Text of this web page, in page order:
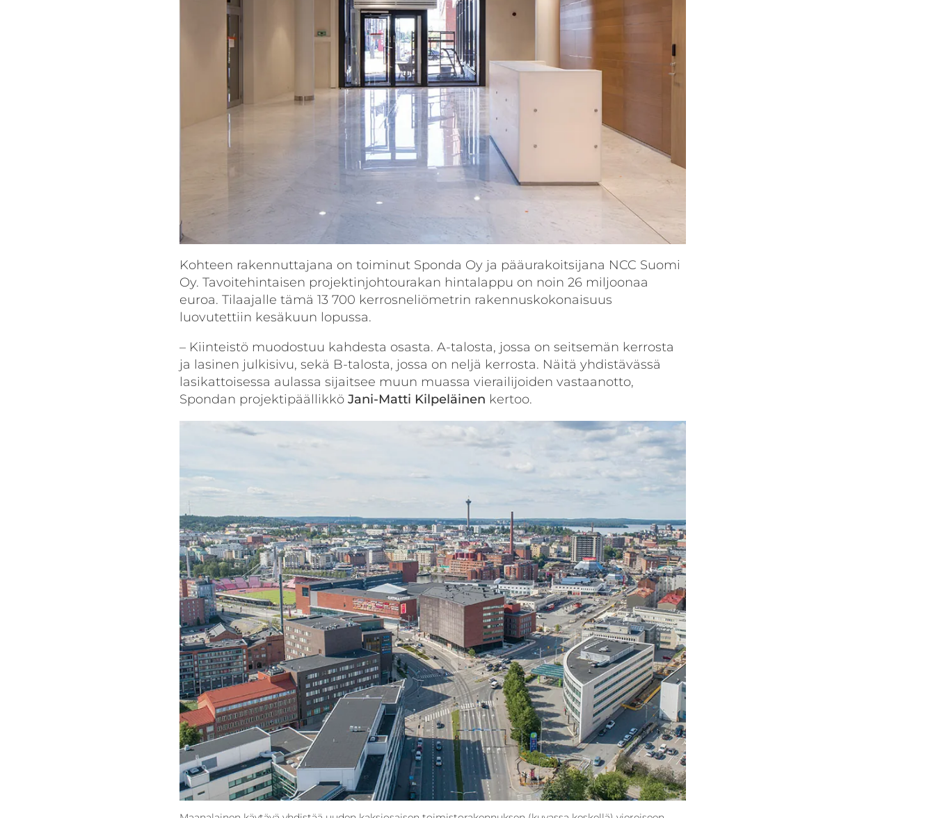
Kohteen rakennuttajana on toiminut Sponda Oy ja pääurakoitsijana NCC Suomi
Oy. Tavoitehintaisen projektinjohtourakan hintalappu on noin 26 miljoonaa
euroa. Tilaajalle tämä 13 700 kerrosneliömetrin rakennuskokonaisuus
luovutettiin kesäkuun lopussa.
– Kiinteistö muodostuu kahdesta osasta. A-talosta, jossa on seitsemän kerrosta
ja lasinen julkisivu, sekä B-talosta, jossa on neljä kerrosta. Näitä yhdistävässä
lasikattoisessa aulassa sijaitsee muun muassa vierailijoiden vastaanotto,
Spondan projektipäällikkö Jani-Matti Kilpeläinen kertoo.